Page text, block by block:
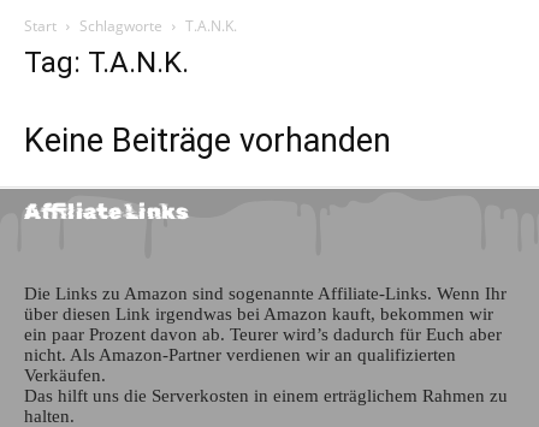
Start Schlagworte T.A.N.K.
Tag: T.A.N.K.
Keine Beiträge vorhanden
Affiliate Links
Die Links zu Amazon sind sogenannte Affiliate-Links. Wenn Ihr
über diesen Link irgendwas bei Amazon kauft, bekommen wir
ein paar Prozent davon ab. Teurer wird’s dadurch für Euch aber
nicht. Als Amazon-Partner verdienen wir an qualifizierten
Verkäufen.
Das hilft uns die Serverkosten in einem erträglichem Rahmen zu
halten.